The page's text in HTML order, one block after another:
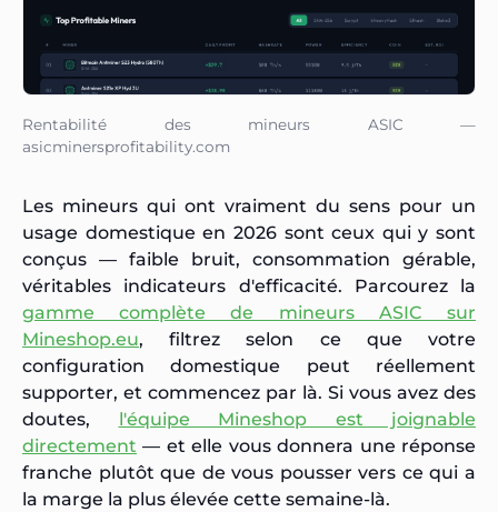
Rentabilité des mineurs ASIC —
asicminersprofitability.com
Les mineurs qui ont vraiment du sens pour un
usage domestique en 2026 sont ceux qui y sont
conçus — faible bruit, consommation gérable,
véritables indicateurs d'efficacité. Parcourez la
gamme complète de mineurs ASIC sur
Mineshop.eu, filtrez selon ce que votre
configuration domestique peut réellement
supporter, et commencez par là. Si vous avez des
doutes, l'équipe Mineshop est joignable
directement — et elle vous donnera une réponse
franche plutôt que de vous pousser vers ce qui a
la marge la plus élevée cette semaine-là.